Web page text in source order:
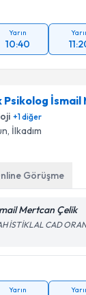
Yarın
10:40
Psikolog
+1diğer
, İlkadım
Görüşme
Mertcan Çelik
İSTİKLAL CAD
Yarın